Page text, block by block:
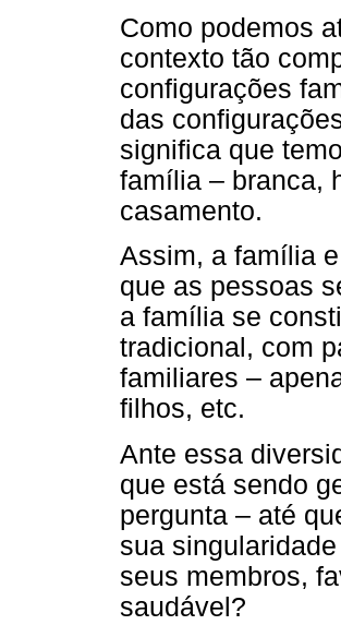
Como podemos
contexto tão
configurações
das
significa que
família – branca,
casamento.
Assim, a família
que as pessoas
a família se
tradicional, com
familiares –
filhos, etc.
Ante essa
que está sendo
pergunta – até
sua
seus membros,
saudável?